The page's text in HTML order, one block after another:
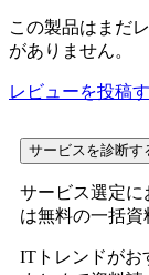
この製品はまだ
がありません。
レビューを投稿
サービスを診断す
サービス選定に
は無料の一括資
ITトレンドがお